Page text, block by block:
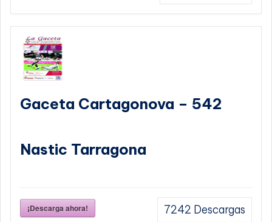
Gaceta Cartagonova – 542
Nastic Tarragona
¡Descarga ahora! 7242 Descargas